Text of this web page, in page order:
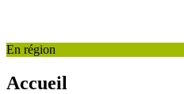
En région
Accueil